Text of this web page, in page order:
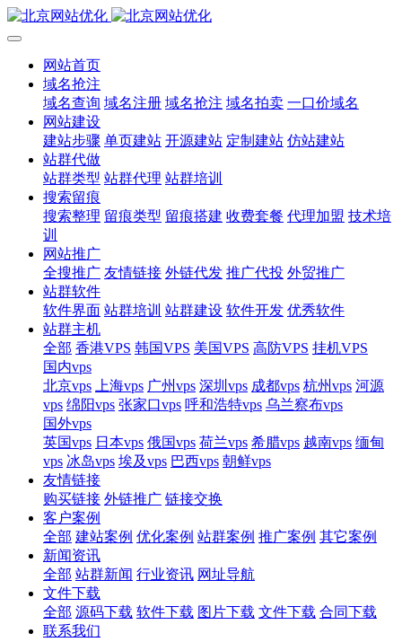
网站首页
域名抢注
域名查询 域名注册 域名抢注 域名拍卖 一口价域名
网站建设
建站步骤 单页建站 开源建站 定制建站 仿站建站
站群代做
站群类型 站群代理 站群培训
搜索留痕
搜索整理 留痕类型 留痕搭建 收费套餐 代理加盟 技术培
训
网站推广
全搜推广 友情链接 外链代发 推广代投 外贸推广
站群软件
软件界面 站群培训 站群建设 软件开发 优秀软件
站群主机
全部 香港VPS 韩国VPS 美国VPS 高防VPS 挂机VPS
国内vps
北京vps
上海vps 广州vps 深圳vps 成都vps 杭州vps 河源
vps 绵阳vps 张家口vps 呼和浩特vps 乌兰察布vps
国外vps
英国vps 日本vps 俄国vps 荷兰vps 希腊vps 越南vps 缅甸
vps 冰岛vps 埃及vps 巴西vps 朝鲜vps
友情链接
购买链接 外链推广 链接交换
客户案例
全部 建站案例 优化案例 站群案例 推广案例 其它案例
新闻资讯
全部 站群新闻 行业资讯 网址导航
文件下载
全部 源码下载 软件下载 图片下载 文件下载 合同下载
联系我们